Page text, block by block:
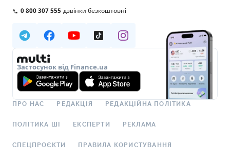
0 800 307 555 дзвінки безкоштовні
Застосунок від Finance.ua
ПРО НАС РЕДАКЦІЯ РЕДАКЦІЙНА ПОЛІТИКА
ПОЛІТИКА ШІ ЕКСПЕРТИ РЕКЛАМА
СПЕЦПРОЄКТИ ПРАВИЛА КОРИСТУВАННЯ